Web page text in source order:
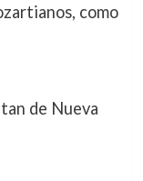
como
de Nueva